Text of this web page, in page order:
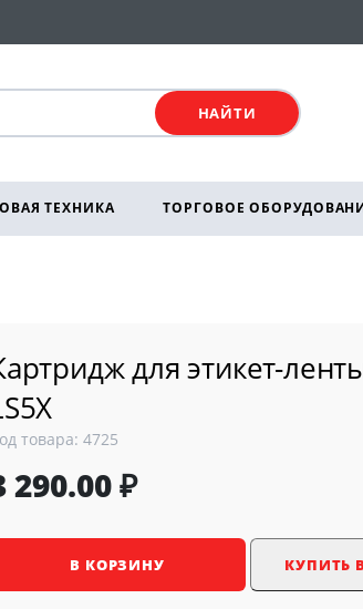
НАЙТИ
ТЕХНИКА ТОРГОВОЕ
для этикет-
товара: 4725
290.00 ₽
В КОРЗИНУ КУПИТЬ